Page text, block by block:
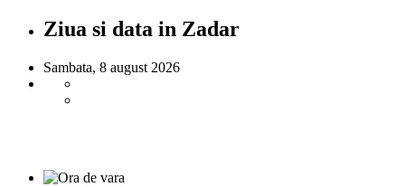
Ziua si data in Zadar
Sambata, 8 august 2026